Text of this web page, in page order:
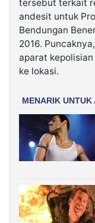
tersebut terkait
andesit untuk
Bendungan
2016.
aparat
ke lokasi.